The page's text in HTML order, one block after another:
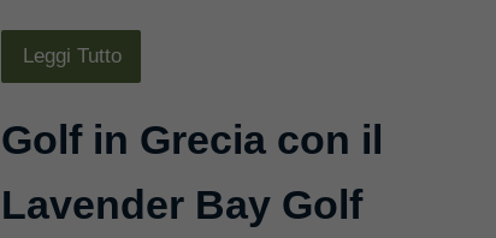
Leggi Tutto
Golf in Grecia con il
Lavender Bay Golf